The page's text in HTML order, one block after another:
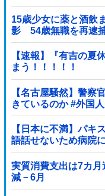
15歳少女に薬と酒飲
影 54歳無職を再逮
【速報】『有吉の夏
まう！！！！！
【名古屋騒然】警察
きているのか #外国
【日本に不満】パキ
語話せないため病院
実質消費支出は7カ
減－6月